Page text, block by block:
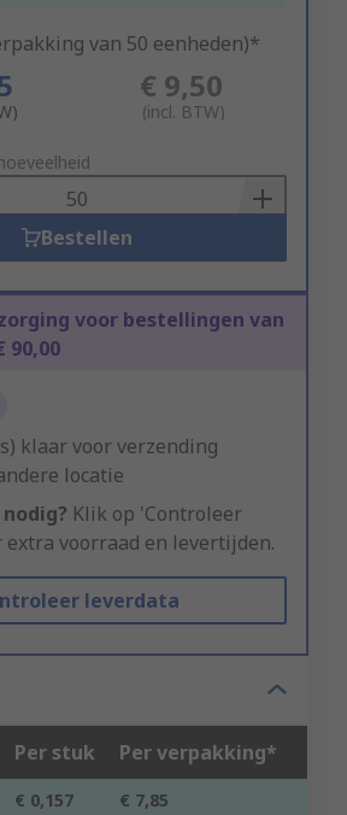
van 50 eenheden)*
€ 9,50
(incl. BTW)
Bestellen
voor bestellingen van
90,00
klaar voor verzending
locatie
Klik op 'Controleer
extra voorraad en levertijden.
leverdata
Per stuk Per verpakking*
€ 0,157
€ 7,85